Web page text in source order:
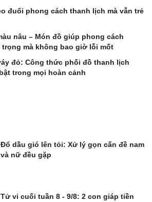
đuổi phong cách thanh lịch mà vẫn trẻ
nâu – Món đồ giúp phong cách
mà không bao giờ lỗi mốt
đỏ: Công thức phối đồ thanh lịch
trong mọi hoàn cảnh
Đổ dầu gió lên tỏi: Xử lý gọn cấn đề nam
và nữ đều gặp
Tử vi cuối tuần 8 - 9/8: 2 con giáp tiền